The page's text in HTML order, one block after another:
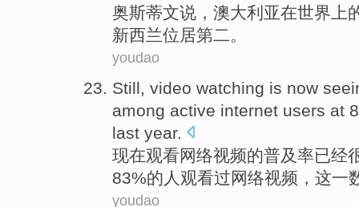
奥斯蒂文说 ， 澳大利亚在世界 上
新西兰位居第二。
youdao
Still, video watching is now
among active internet users at
last year.
现在观看网络视频的普及率已经
83%的人观看过网络视频，这一
youdao